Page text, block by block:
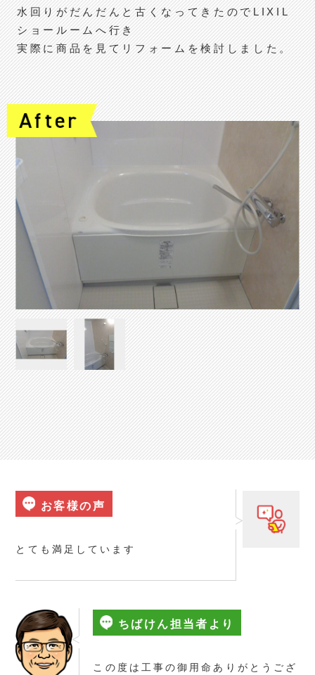
水回りがだんだんと古くなってきたのでLIXIL
ショールームへ行き
実際に商品を見てリフォームを検討しました。
お客様の声
とても満足しています
ちばけん担当者より
この度は工事の御用命ありがとうござ